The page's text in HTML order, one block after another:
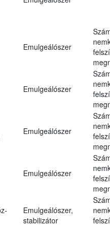
Emulgeálószer
Emulgeálószer
Emulgeálószer
Emulgeálószer
Emulgeálószer,
stabilizátor